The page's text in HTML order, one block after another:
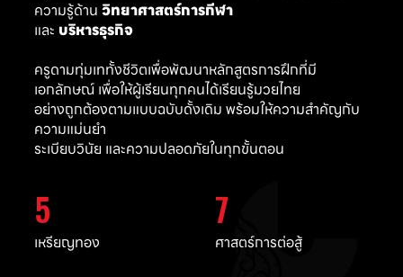
ความรู้ด้าน วิทยาศาสตร์การกีฬา
และ บริหารธุรกิจ
ครูดามทุ่มเททั้งชีวิตเพื่อพัฒนาหลักสูตรการฝึกที่มี
เอกลักษณ์ เพื่อให้ผู้เรียนทุกคนได้เรียนรู้มวยไทย
อย่างถูกต้องตามแบบฉบับดั้งเดิม พร้อมให้ความสำคัญกับ
ความแม่นยำ
ระเบียบวินัย และความปลอดภัยในทุกขั้นตอน
5
เหรียญทอง
7
ศาสตร์การต่อสู้